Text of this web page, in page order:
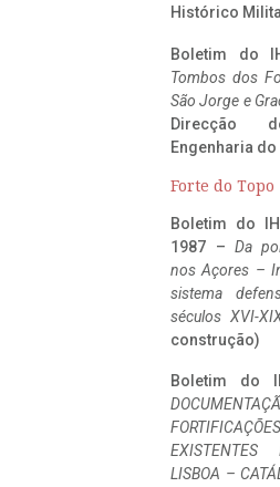
Histórico
Boletim do
Tombos dos
São Jorge e
Direcção
Engenharia do
Forte do Topo
Boletim do
1987 – Da
nos Açores –
sistema
séculos XVI-
construção)
Boletim do
LISBOA –